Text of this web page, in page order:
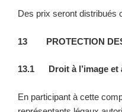
Des prix seront distribués
13 PROTECTION
13.1 Droit à l’image et
En participant à cette